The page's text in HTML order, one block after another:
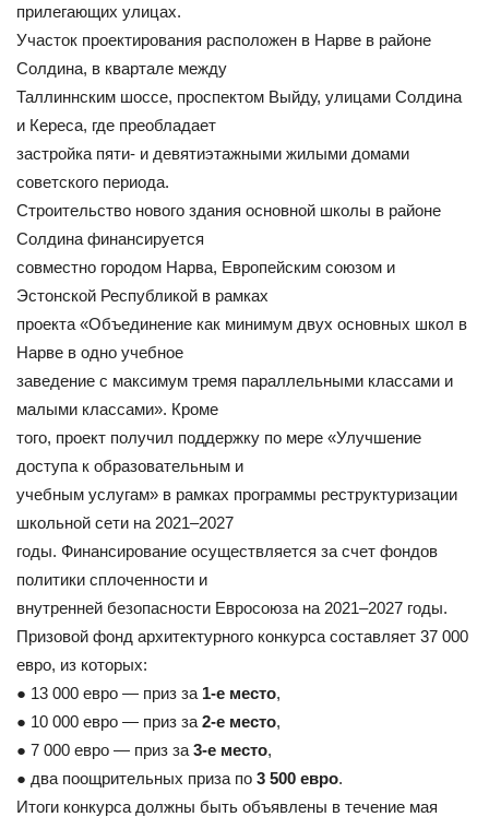
прилегающих улицах.
Участок проектирования расположен в Нарве в районе
Солдина, в квартале между
Таллиннским шоссе, проспектом Выйду, улицами Солдина
и Кереса, где преобладает
застройка пяти- и девятиэтажными жилыми домами
советского периода.
Строительство нового здания основной школы в районе
Солдина финансируется
совместно городом Нарва, Европейским союзом и
Эстонской Республикой в рамках
проекта «Объединение как минимум двух основных школ в
Нарве в одно учебное
заведение с максимум тремя параллельными классами и
малыми классами». Кроме
того, проект получил поддержку по мере «Улучшение
доступа к образовательным и
учебным услугам» в рамках программы реструктуризации
школьной сети на 2021–2027
годы. Финансирование осуществляется за счет фондов
политики сплоченности и
внутренней безопасности Евросоюза на 2021–2027 годы.
Призовой фонд архитектурного конкурса составляет 37 000
евро, из которых:
● 13 000 евро — приз за 1-е место,
● 10 000 евро — приз за 2-е место,
● 7 000 евро — приз за 3-е место,
● два поощрительных приза по 3 500 евро.
Итоги конкурса должны быть объявлены в течение мая